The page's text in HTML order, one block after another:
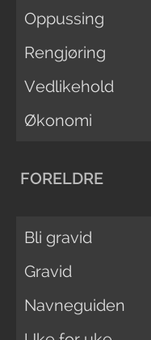
Oppussing
Rengjøring
Vedlikehold
Økonomi
FORELDRE
Bli gravid
Gravid
Navneguiden